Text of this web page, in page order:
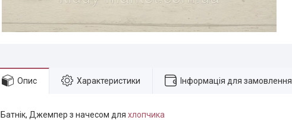
Опис Характеристики Інформація для замовлення
Батнік, Джемпер з начесом для хлопчика